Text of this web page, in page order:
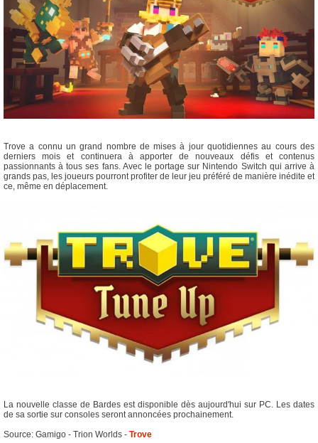
Trove a connu un grand nombre de mises à jour quotidiennes au cours des
derniers mois et continuera à apporter de nouveaux défis et contenus
passionnants à tous ses fans. Avec le portage sur Nintendo Switch qui arrive à
grands pas, les joueurs pourront profiter de leur jeu préféré de manière inédite et
ce, même en déplacement.
La nouvelle classe de Bardes est disponible dès aujourd'hui sur PC. Les dates
de sa sortie sur consoles seront annoncées prochainement.
Source: Gamigo - Trion Worlds - Trove